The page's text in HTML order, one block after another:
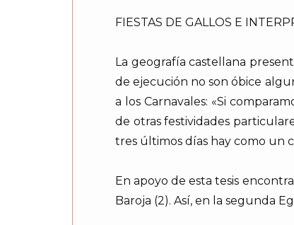
FIESTAS DE GALLOS E
La geografía castellana
de ejecución no son óbice
a los Carnavales: «Si
de otras festividades
tres últimos días hay como un
En apoyo de esta tesis
Baroja (2). Así, en la segunda